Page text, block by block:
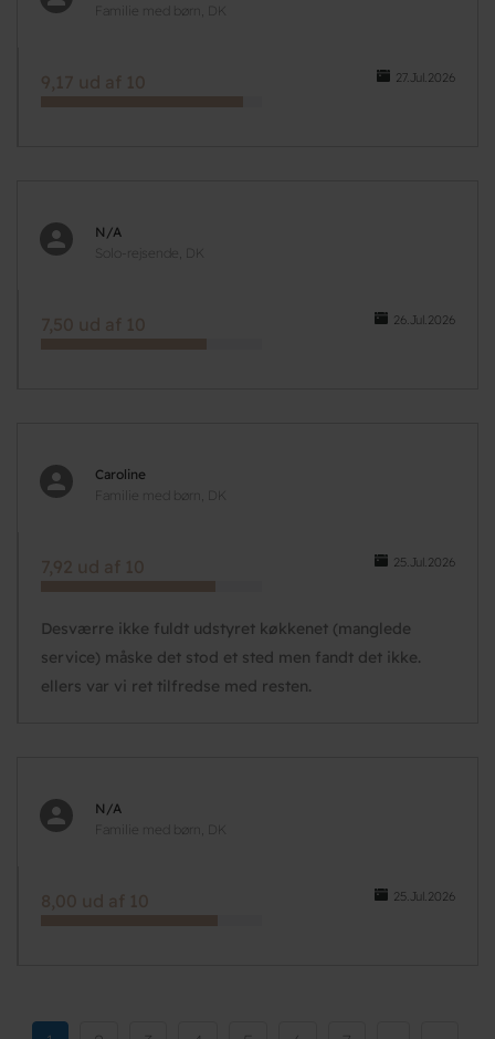
Familie med børn, DK
27.Jul.2026
9,17 ud af 10
N/A
Solo-rejsende, DK
26.Jul.2026
7,50 ud af 10
Caroline
Familie med børn, DK
25.Jul.2026
7,92 ud af 10
Desværre ikke fuldt udstyret køkkenet (manglede
service) måske det stod et sted men fandt det ikke.
ellers var vi ret tilfredse med resten.
N/A
Familie med børn, DK
25.Jul.2026
8,00 ud af 10
Pagination